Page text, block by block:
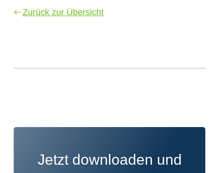
Zurück zur Übersicht
Jetzt downloaden und